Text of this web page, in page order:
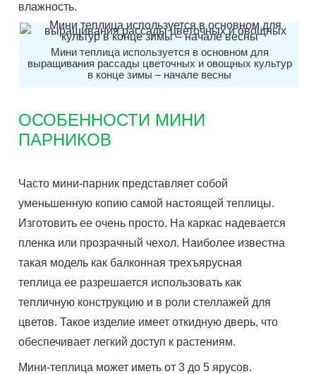
влажность.
Мини теплица используется в основном для
выращивания рассады цветочных и овощных культур
в конце зимы – начале весны
ОСОБЕННОСТИ МИНИ
ПАРНИКОВ
Часто мини-парник представляет собой
уменьшенную копию самой настоящей теплицы.
Изготовить ее очень просто. На каркас надевается
пленка или прозрачный чехол. Наиболее известна
такая модель как балконная трехъярусная
теплица ее разрешается использовать как
тепличную конструкцию и в роли стеллажей для
цветов. Такое изделие имеет откидную дверь, что
обеспечивает легкий доступ к растениям.
Мини-теплица может иметь от 3 до 5 ярусов.